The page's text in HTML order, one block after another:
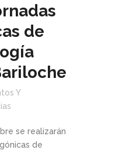
de
Y
se realizarán
de